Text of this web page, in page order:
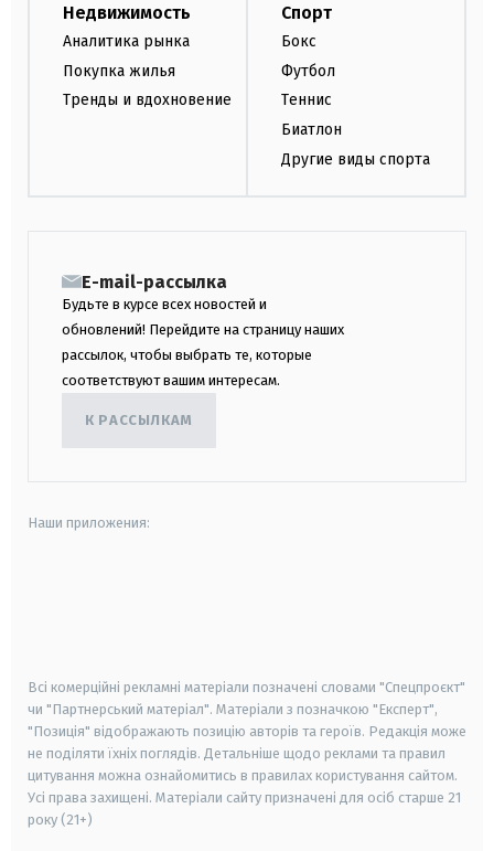
Недвижимость
Аналитика рынка
Покупка жилья
Тренды и вдохновение
Спорт
Бокс
Футбол
Теннис
Биатлон
Другие виды спорта
E-mail-рассылка
Будьте в курсе всех новостей и
обновлений! Перейдите на страницу наших
рассылок, чтобы выбрать те, которые
соответствуют вашим интересам.
К РАССЫЛКАМ
Наши приложения:
Всі комерційні рекламні матеріали позначені словами "Спецпроєкт"
чи "Партнерський матеріал". Матеріали з позначкою "Експерт",
"Позиція" відображають позицію авторів та героїв. Редакція може
не поділяти їхніх поглядів. Детальніше щодо реклами та правил
цитування можна ознайомитись в правилах користування сайтом.
Усі права захищені. Матеріали сайту призначені для осіб старше 21
року (21+)